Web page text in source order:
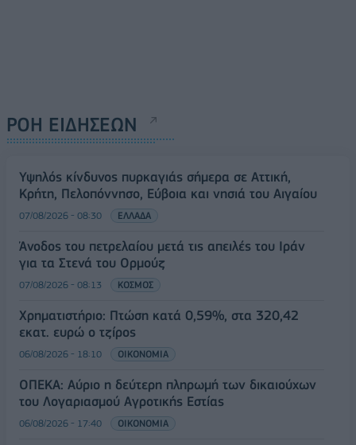
ΡΟΗ ΕΙΔΗΣΕΩΝ
Υψηλός κίνδυνος πυρκαγιάς σήμερα σε Αττική,
Κρήτη, Πελοπόννησο, Εύβοια και νησιά του Αιγαίου
07/08/2026 - 08:30 ΕΛΛΑΔΑ
Άνοδος του πετρελαίου μετά τις απειλές του Ιράν
για τα Στενά του Ορμούζ
07/08/2026 - 08:13 ΚΟΣΜΟΣ
Χρηματιστήριο: Πτώση κατά 0,59%, στα 320,42
εκατ. ευρώ ο τζίρος
06/08/2026 - 18:10 ΟΙΚΟΝΟΜΙΑ
ΟΠΕΚΑ: Αύριο η δεύτερη πληρωμή των δικαιούχων
του Λογαριασμού Αγροτικής Εστίας
06/08/2026 - 17:40 ΟΙΚΟΝΟΜΙΑ